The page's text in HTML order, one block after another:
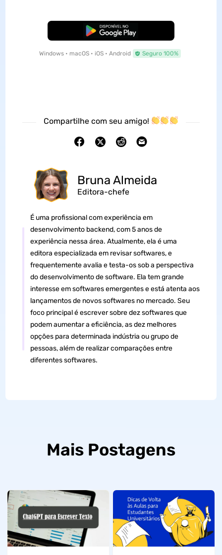
Baixar Grátis
Windows • macOS • iOS • Android Seguro 100%
Compartilhe com seu amigo!
Bruna Almeida
Editora-chefe
É uma profissional com experiência em
desenvolvimento backend, com 5 anos de
experiência nessa área. Atualmente, ela é uma
editora especializada em revisar softwares, e
frequentemente avalia e testa-os sob a perspectiva
do desenvolvimento de software. Ela tem grande
interesse em softwares emergentes e está atenta aos
lançamentos de novos softwares no mercado. Seu
foco principal é escrever sobre dez softwares que
podem aumentar a eficiência, as dez melhores
opções para determinada indústria ou grupo de
pessoas, além de realizar comparações entre
diferentes softwares.
Mais Postagens